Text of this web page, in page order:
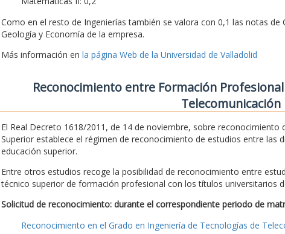
Como en el resto de Ingenierías también se valora con 0,1 las notas
Geología y Economía de la empresa.
Más información en la página Web de la Universidad de Valladolid
Reconocimiento entre Formación
Telecomunicación
El Real Decreto 1618/2011, de 14 de noviembre, sobre reconocimiento
Superior establece el régimen de reconocimiento de estudios entre las
educación superior.
Entre otros estudios recoge la posibilidad de reconocimiento entre
técnico superior de formación profesional con los títulos universitarios
Solicitud de reconocimiento: durante el correspondiente periodo de
Reconocimiento en el Grado en Ingeniería de Tecnologías de